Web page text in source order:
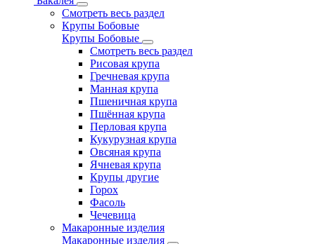
Смотреть весь раздел
Крупы Бобовые
Крупы Бобовые
Смотреть весь раздел
Рисовая крупа
Гречневая крупа
Манная крупа
Пшеничная крупа
Пшённая крупа
Перловая крупа
Кукурузная крупа
Овсяная крупа
Ячневая крупа
Крупы другие
Горох
Фасоль
Чечевица
Макаронные изделия
Макаронные изделия